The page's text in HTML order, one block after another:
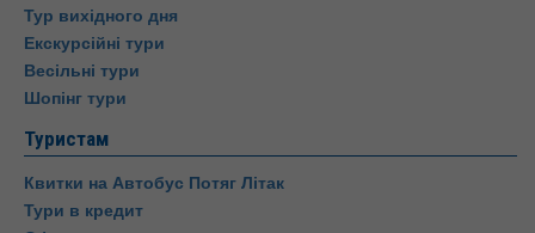
Тур вихідного дня
Екскурсійні тури
Весільні тури
Шопінг тури
Туристам
Квитки на Автобус Потяг Літак
Тури в кредит